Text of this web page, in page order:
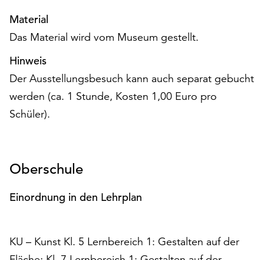
Datenschutzerklärung
oder
Impressum
.
Material
Das Material wird vom Museum gestellt.
Hinweis
Der Ausstellungsbesuch kann auch separat gebucht
werden (ca. 1 Stunde, Kosten 1,00 Euro pro
Schüler).
Oberschule
Einordnung in den Lehrplan
KU – Kunst Kl. 5 Lernbereich 1: Gestalten auf der